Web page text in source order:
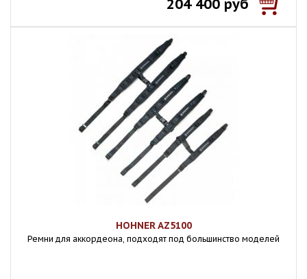
204 400 руб
HOHNER AZ5100
Ремни для аккордеона, подходят под большинство моделей